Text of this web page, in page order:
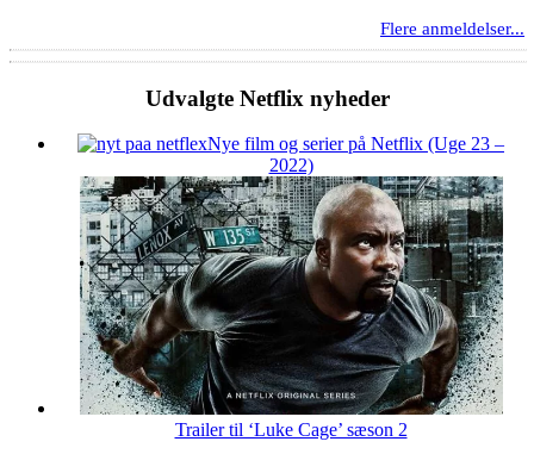
Flere anmeldelser...
Udvalgte Netflix nyheder
Nye film og serier på Netflix (Uge 23 –
2022)
Trailer til ‘Luke Cage’ sæson 2